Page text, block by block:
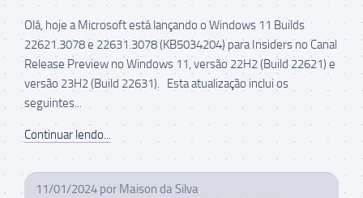
Olá, hoje a Microsoft está lançando o Windows 11 Builds
22621.3078 e 22631.3078 (KB5034204) para Insiders no Canal
Release Preview no Windows 11, versão 22H2 (Build 22621) e
versão 23H2 (Build 22631). Esta atualização inclui os
seguintes...
Continuar lendo...
11/01/2024 por Maison da Silva